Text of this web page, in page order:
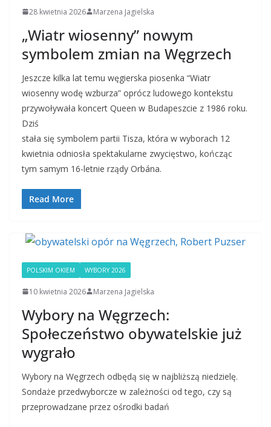
28 kwietnia 2026 Marzena Jagielska
„Wiatr wiosenny” nowym
symbolem zmian na Węgrzech
Jeszcze kilka lat temu węgierska piosenka “Wiatr
wiosenny wodę wzburza” oprócz ludowego kontekstu
przywoływała koncert Queen w Budapeszcie z 1986 roku.
Dziś
stała się symbolem partii Tisza, która w wyborach 12
kwietnia odniosła spektakularne zwycięstwo, kończąc
tym samym 16-letnie rządy Orbána.
Read More
POLSKIM OKIEM WYBORY 2026
10 kwietnia 2026 Marzena Jagielska
Wybory na Węgrzech:
Społeczeństwo obywatelskie już
wygrało
‎Wybory na Węgrzech odbędą się w najbliższą niedzielę.
Sondaże przedwyborcze w zależności od tego, czy są
przeprowadzane przez ośrodki badań